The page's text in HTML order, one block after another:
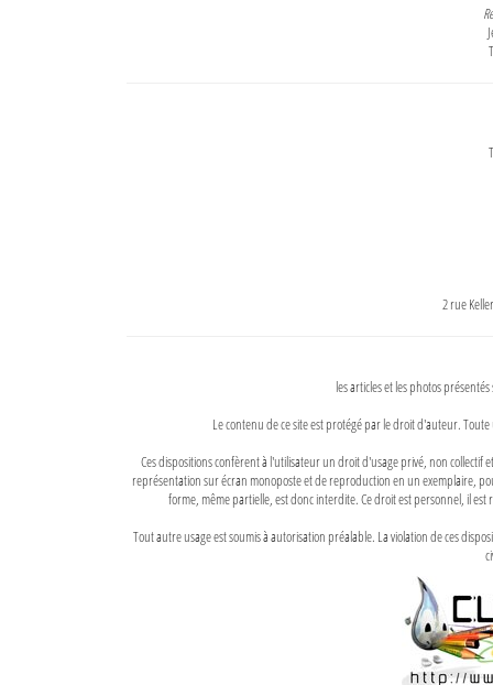
2 rue
les articles et les photos
Le contenu de ce site est protégé par le droit d'auteur.
Ces dispositions confèrent à l'utilisateur un droit d'usage privé, non
représentation sur écran monoposte et de reproduction en un exemplaire,
forme, même partielle, est donc interdite. Ce droit est personnel, il
Tout autre usage est soumis à autorisation préalable. La violation de ces